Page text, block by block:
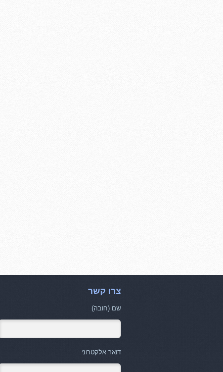
צרו קשר
שם (חובה)
דואר אלקטרוני